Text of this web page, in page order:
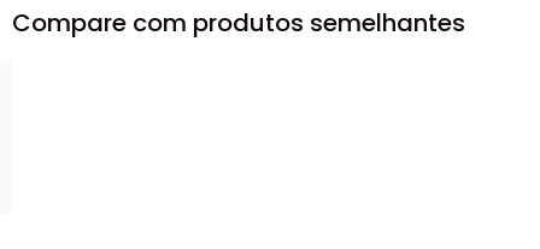
Compare com produtos semelhantes